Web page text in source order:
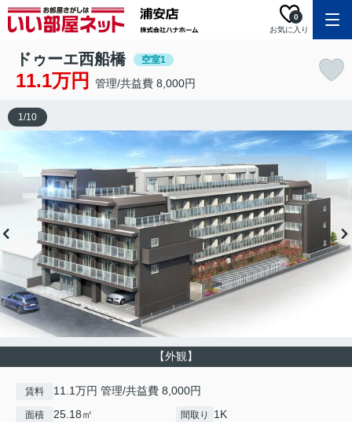
お気に入り
0
ドゥーエ西船橋 空室1
11.1万円 管理/共益費 8,000円
【外観】
1/10
賃料 11.1万円 管理/共益費 8,000円
面積 25.18㎡ 間取り 1K